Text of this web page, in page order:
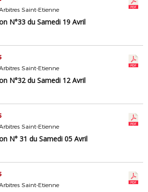
Saint-Etienne
N°33 du Samedi 19 Avril
Saint-Etienne
N°32 du Samedi 12 Avril
Saint-Etienne
N° 31 du Samedi 05 Avril
Saint-Etienne